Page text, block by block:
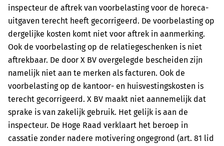
inspecteur de aftrek van voorbelasting voor de horeca-
uitgaven terecht heeft gecorrigeerd. De voorbelasting op
dergelijke kosten komt niet voor aftrek in aanmerking.
Ook de voorbelasting op de relatiegeschenken is niet
aftrekbaar. De door X BV overgelegde bescheiden zijn
namelijk niet aan te merken als facturen. Ook de
voorbelasting op de kantoor- en huisvestingskosten is
terecht gecorrigeerd. X BV maakt niet aannemelijk dat
sprake is van zakelijk gebruik. Het gelijk is aan de
inspecteur. De Hoge Raad verklaart het beroep in
cassatie zonder nadere motivering ongegrond (art. 81 lid